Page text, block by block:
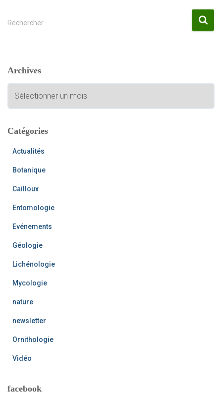
R
r
:
Rechercher…
Archives
c
iCatégories
Actualités
Botanique
Cailloux
Entomologie
Evénements
Géologie
Lichénologie
Mycologie
nature
newsletter
Ornithologie
Vidéo
facebook